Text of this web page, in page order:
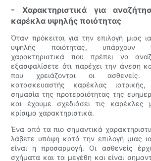
- Χαρακτηριστικά για
καρέκλα υψηλής ποιότητας
Όταν πρόκειται για την επιλογή μιας
υψηλής ποιότητας, υπάρχουν
χαρακτηριστικά που πρέπει να
εξασφαλίσετε ότι παρέχει την άνεση
που χρειάζονται οι ασθενείς.
κατασκευαστής καρέκλας
σημασία της προτεραιότητας της
και έχουμε σχεδιάσει τις
κρίσιμα χαρακτηριστικά.
Ένα από τα πιο σημαντικά
λάβετε υπόψη κατά την επιλογή μιας
είναι η προσαρμογή. Οι ασθενείς
σχήματα και τα μεγέθη και είναι